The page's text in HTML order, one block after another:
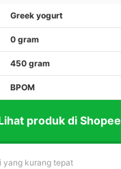
Greek yogurt
0 gram
450 gram
BPOM
produk di Shopee
yang kurang tepat